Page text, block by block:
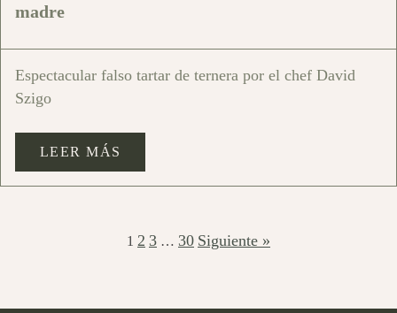
madre
Espectacular falso tartar de ternera por el chef David
Szigo
LEER MÁS
1 2 3 … 30 Siguiente »